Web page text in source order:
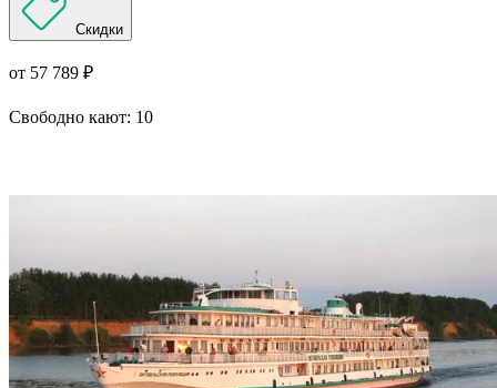
Скидки
от 57 789 ₽
Свободно кают: 10